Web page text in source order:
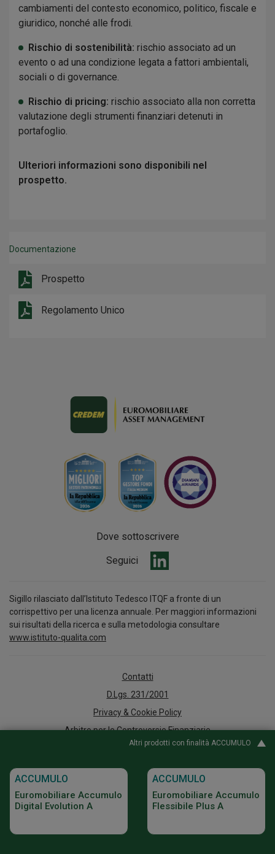
cambiamenti del contesto economico, politico, fiscale e
giuridico, nonché alle frodi.
Rischio di sostenibilità: rischio associato ad un
evento o ad una condizione legata a fattori ambientali,
sociali o di governance.
Rischio di pricing: rischio associato alla non corretta
valutazione degli strumenti finanziari detenuti in
portafoglio.
Ulteriori informazioni sono disponibili nel
prospetto.
Documentazione
Prospetto
Regolamento Unico
Altri prodotti con finalità ACCUMULO
ACCUMULO
Euromobiliare Accumulo
Digital Evolution A
ACCUMULO
Euromobiliare Accumulo
Flessibile Plus A
Dove sottoscrivere
Seguici
Sigillo rilasciato dall’Istituto Tedesco ITQF a fronte di un
corrispettivo per una licenza annuale. Per maggiori informazioni
sui risultati della ricerca e sulla metodologia consultare
www.istituto-qualita.com
Contatti
D.Lgs. 231/2001
Privacy & Cookie Policy
Arbitro per le Controversie Finanziarie
Accessibilità
Policy e documenti informativi
Digital Agency
© 2026 Gruppo Bancario Credito Emiliano - Credem - Credem Euromobiliare